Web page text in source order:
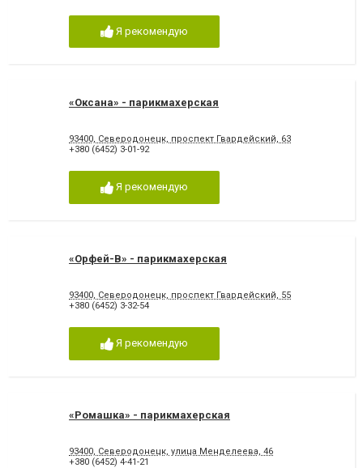
Я рекомендую
«Оксана» - парикмахерская
93400, Северодонецк, проспект Гвардейский, 63
+380 (6452) 3-01-92
Я рекомендую
«Орфей-В» - парикмахерская
93400, Северодонецк, проспект Гвардейский, 55
+380 (6452) 3-32-54
Я рекомендую
«Ромашка» - парикмахерская
93400, Северодонецк, улица Менделеева, 46
+380 (6452) 4-41-21